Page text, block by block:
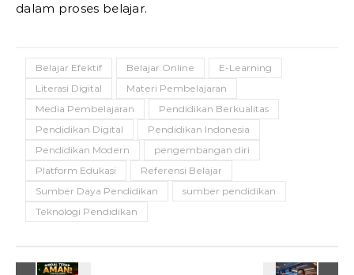
dalam proses belajar.
Belajar Efektif Belajar Online
E-Learning
Literasi Digital
Materi Pembelajaran
Media Pembelajaran
Pendidikan Berkualitas
Pendidikan Digital
Pendidikan Indonesia
Pendidikan Modern
pengembangan diri
Platform Edukasi
Referensi Belajar
Sumber Daya Pendidikan
sumber pendidikan
Teknologi Pendidikan